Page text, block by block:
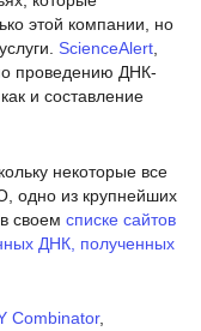
этой компании, но
ScienceAlert,
проведению ДНК-
и составление
некоторые все
одно из крупнейших
своем списке сайтов
ДНК, полученных
Combinator,